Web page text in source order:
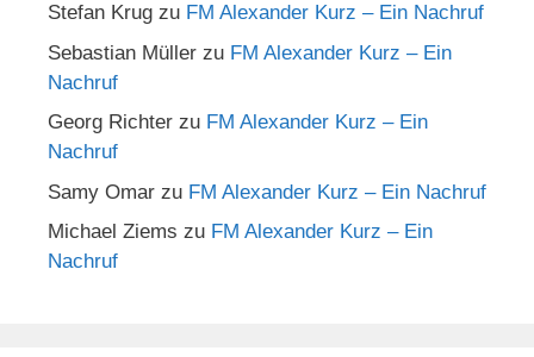
Stefan Krug zu FM Alexander Kurz – Ein Nachruf
Sebastian Müller zu FM Alexander Kurz – Ein
Nachruf
Georg Richter zu FM Alexander Kurz – Ein
Nachruf
Samy Omar zu FM Alexander Kurz – Ein Nachruf
Michael Ziems zu FM Alexander Kurz – Ein
Nachruf